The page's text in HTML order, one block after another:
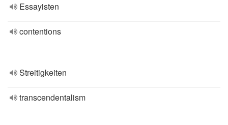
Essayisten
contentions
Streitigkeiten
transcendentalism